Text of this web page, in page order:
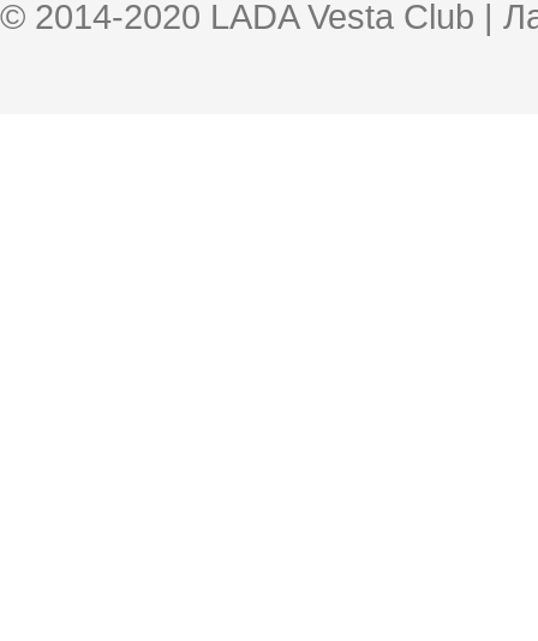
© 2014-2020 LADA Vesta Club |